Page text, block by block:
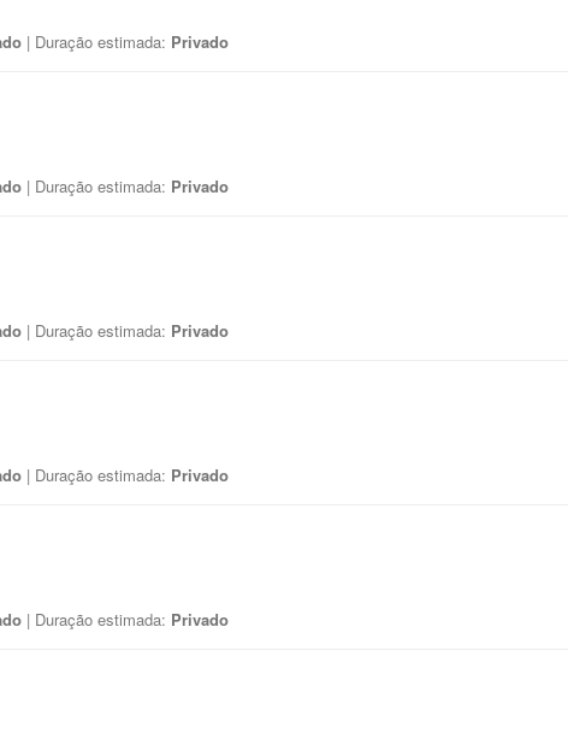
| Duração estimada: Privado
| Duração estimada: Privado
| Duração estimada: Privado
| Duração estimada: Privado
| Duração estimada: Privado